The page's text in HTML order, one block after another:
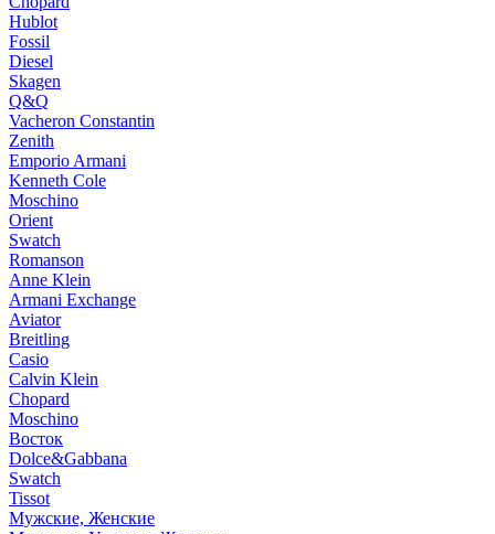
Hublot
Fossil
Diesel
Skagen
Q&Q
Vacheron Constantin
Zenith
Emporio Armani
Kenneth Cole
Moschino
Orient
Swatch
Romanson
Anne Klein
Armani Exchange
Aviator
Breitling
Casio
Calvin Klein
Chopard
Moschino
Восток
Dolce&Gabbana
Swatch
Tissot
Мужские, Женские